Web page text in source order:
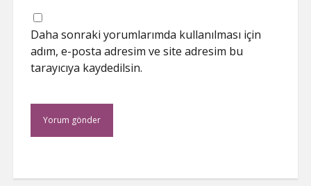
Daha sonraki yorumlarımda kullanılması için
adım, e-posta adresim ve site adresim bu
tarayıcıya kaydedilsin.